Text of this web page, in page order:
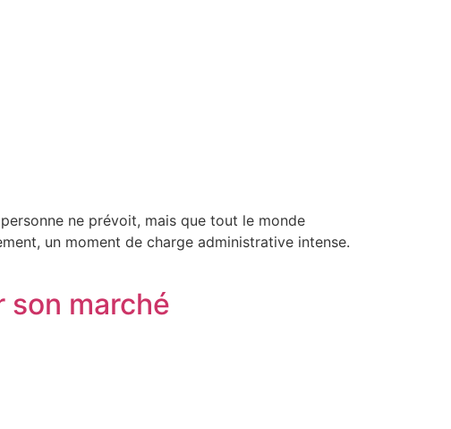
ne prévoit, mais que tout le monde
un moment de charge administrative intense.
son marché